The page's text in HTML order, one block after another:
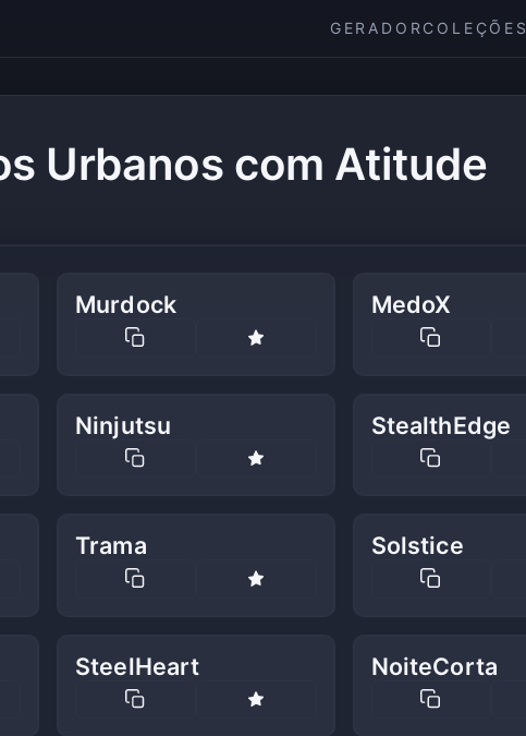
GERADOR COLEÇÕES
Urbanos com Atitude
Murdock MedoX
Ninjutsu StealthEdge
Trama Solstice
SteelHeart NoiteCorta